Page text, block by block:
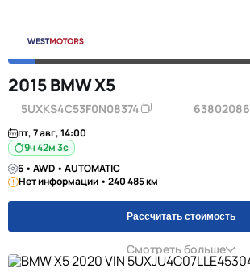
2015 BMW X5
5UXKS4C53F0N08374 63802086
пт, 7 авг, 14:00
9ч 42м 2с
6 • AWD • AUTOMATIC
Нет информации • 240 485 км
Рассчитать стоимость
Смотреть больше